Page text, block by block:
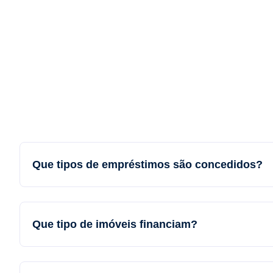
Que tipos de empréstimos são concedidos?
Que tipo de imóveis financiam?